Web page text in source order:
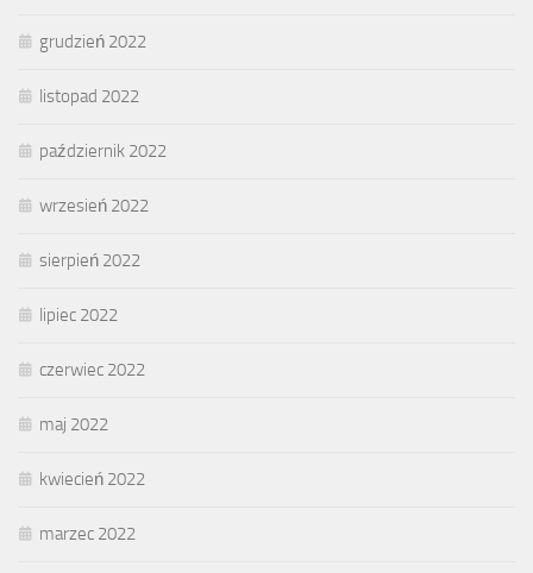
grudzień 2022
listopad 2022
październik 2022
wrzesień 2022
sierpień 2022
lipiec 2022
czerwiec 2022
maj 2022
kwiecień 2022
marzec 2022